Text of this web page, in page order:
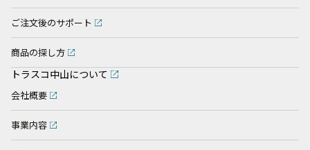
ご注文後のサポート
商品の探し方
トラスコ中山について
会社概要
事業内容